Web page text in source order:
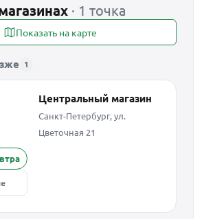
· 1 точка
Показать на карте
1
Центральный магазин
Санкт-Петербург, ул.
Цветочная 21